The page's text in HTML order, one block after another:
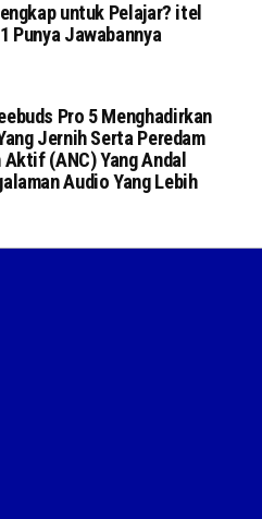
untuk Pelajar? itel
Punya Jawabannya
Pro 5 Menghadirkan
Jernih Serta Peredam
(ANC) Yang Andal
Audio Yang Lebih